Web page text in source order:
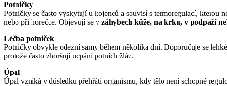
Potničky
Potničky se často vyskytují u kojenců a souvisí s termoregulací, kterou
nebo při horečce. Objevují se v záhybech kůže, na krku, v podpaží
Léčba potniček
Potničky obvykle odezní samy během několika dní. Doporučuje se
protože často zhoršují ucpání potních žláz.
Úpal
Úpal vzniká v důsledku přehřátí organismu, kdy tělo není schopné